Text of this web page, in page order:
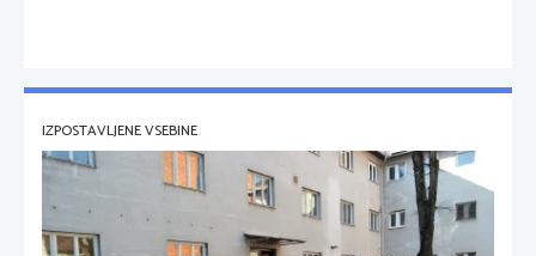
IZPOSTAVLJENE VSEBINE